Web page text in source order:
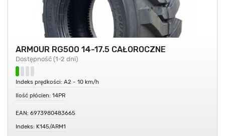
ARMOUR RG500 14-17.5 CAŁOROCZNE
Dostępność (1-2 dni)
Indeks prędkości: A2 - 10 km/h
Ilość płócien: 14PR
EAN: 6973980483665
Indeks: K145/ARM1